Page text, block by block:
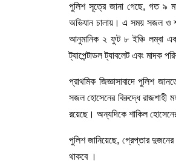
পুলিশ সূত্রে জানা গেছে,গত ৯
অভিযান চালায়। এ সময় সজল ও
আনুমানিক ২ ফুট ৮ ইঞ্চি লম্বা
ট্যাপেন্টাডল ট্যাবলেট এবং মাদক
প্রাথমিক জিজ্ঞাসাবাদে পুলিশ
সজল হোসেনের বিরুদ্ধে রাজশাহী
রয়েছে। অন্যদিকে শাকিল
পুলিশ জানিয়েছে, গ্রেপ্তার দুজনের
থাকবে ।